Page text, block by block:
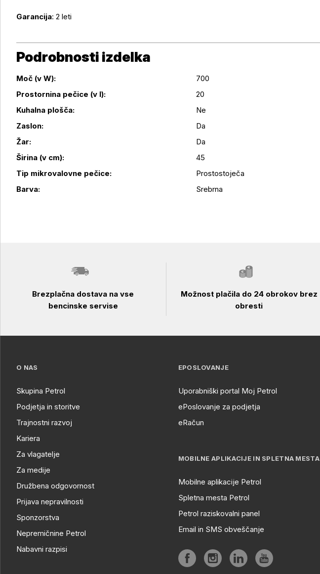
Garancija: 2 leti
Podrobnosti izdelka
Podrobnosti izdelka
Moč (v W):
700
Prostornina pečice (v l):
20
Kuhalna plošča:
Ne
Zaslon:
Da
Žar:
Da
Širina (v cm):
45
Tip mikrovalovne pečice:
Prostostoječa
Barva:
Srebrna
Brezplačna dostava na vse
bencinske servise
Možnost plačila do 24 obrokov brez
obresti
O NAS
Skupina Petrol
Podjetja in storitve
Trajnostni razvoj
Kariera
Za vlagatelje
Za medije
Družbena odgovornost
Prijava nepravilnosti
Sponzorstva
Nepremičnine Petrol
Nabavni razpisi
EPOSLOVANJE
Uporabniški portal Moj Petrol
ePoslovanje za podjetja
eRačun
MOBILNE APLIKACIJE IN SPLETNA MESTA
Mobilne aplikacije Petrol
Spletna mesta Petrol
Petrol raziskovalni panel
Email in SMS obveščanje